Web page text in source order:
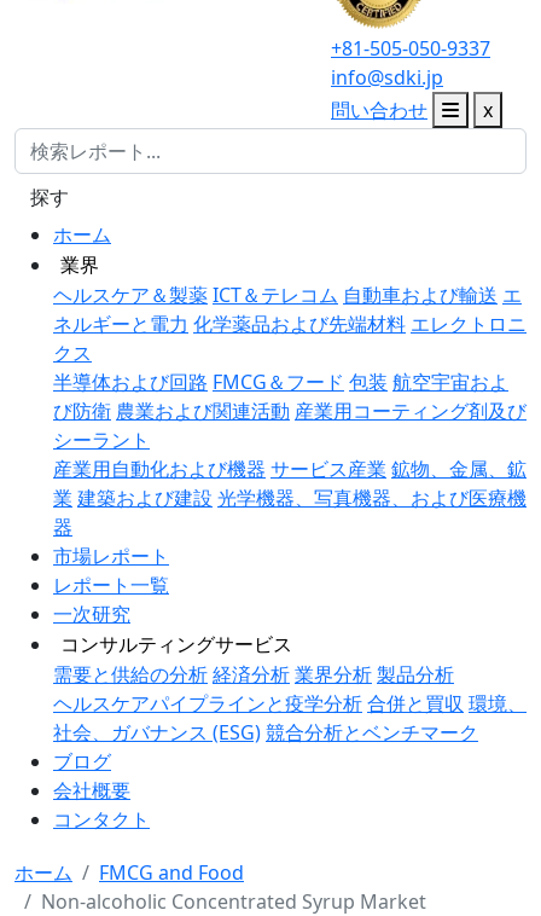
+81-505-050-9337
info@sdki.jp
問い合わせ
x
ホーム
業界
ヘルスケア＆製薬ICT＆テレコム 自動車および輸送 エ
ネルギーと電力 化学薬品および先端材料 エレクトロニ
クス
半導体および回路 FMCG＆フード 包装 航空宇宙およ
び防衛 農業および関連活動 産業用コーティング剤及び
シーラント
産業用自動化および機器 サービス産業 鉱物、金属、鉱
業 建築および建設 光学機器、写真機器、および医療機
器
市場レポート
レポート一覧
一次研究
コンサルティングサービス
需要と供給の分析経済分析業界分析製品分析
ヘルスケアパイプラインと疫学分析合併と買収 環境、
社会、ガバナンス (ESG)競合分析とベンチマーク
ブログ
会社概要
コンタクト
探す
ホーム
FMCG and Food
Non-alcoholic Concentrated Syrup Market